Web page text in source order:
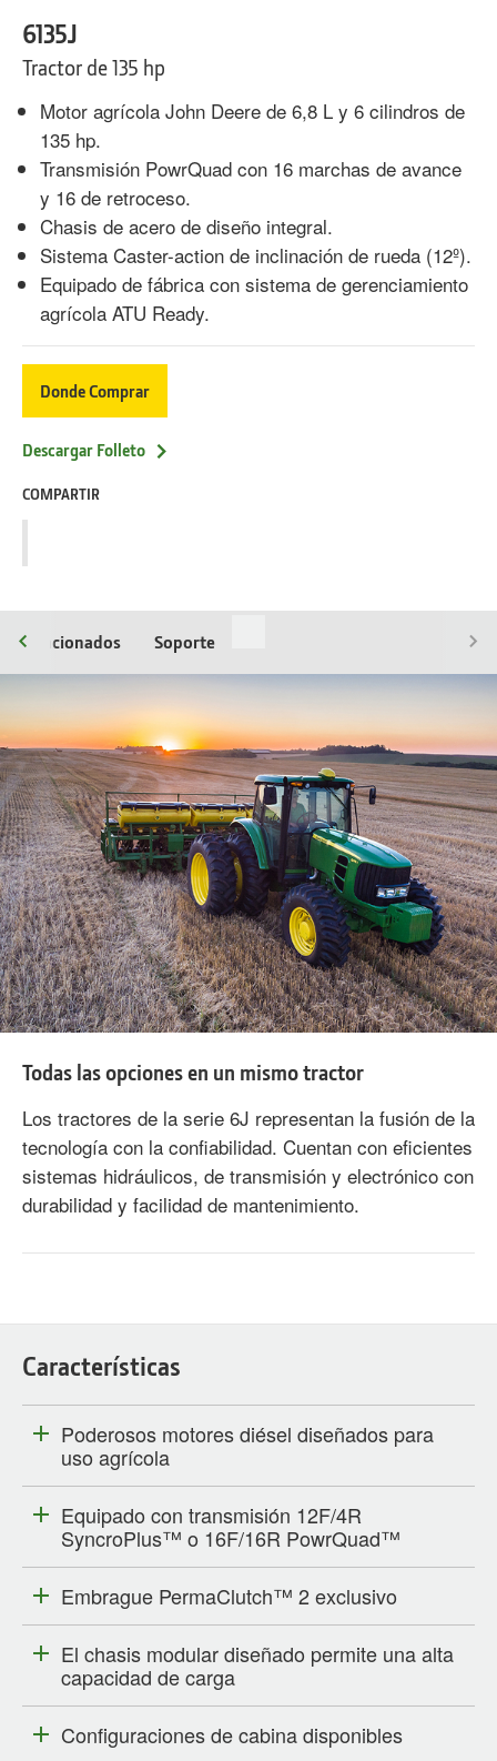
6135J
Tractor de 135 hp
Motor agrícola John Deere de 6,8 L y 6 cilindros de
135 hp.
Transmisión PowrQuad con 16 marchas de avance
y 16 de retroceso.
Chasis de acero de diseño integral.
Sistema Caster-action de inclinación de rueda (12º).
Equipado de fábrica con sistema de gerenciamiento
agrícola ATU Ready.
Donde Comprar
Descargar Folleto
COMPARTIR
relacionados Soporte
Todas las opciones en un mismo tractor
Los tractores de la serie 6J representan la fusión de la
tecnología con la confiabilidad. Cuentan con eficientes
sistemas hidráulicos, de transmisión y electrónico con
durabilidad y facilidad de mantenimiento.
Características
Poderosos motores diésel diseñados para
uso agrícola
Equipado con transmisión 12F/4R
SyncroPlus™ o 16F/16R PowrQuad™
Embrague PermaClutch™ 2 exclusivo
El chasis modular diseñado permite una alta
capacidad de carga
Configuraciones de cabina disponibles